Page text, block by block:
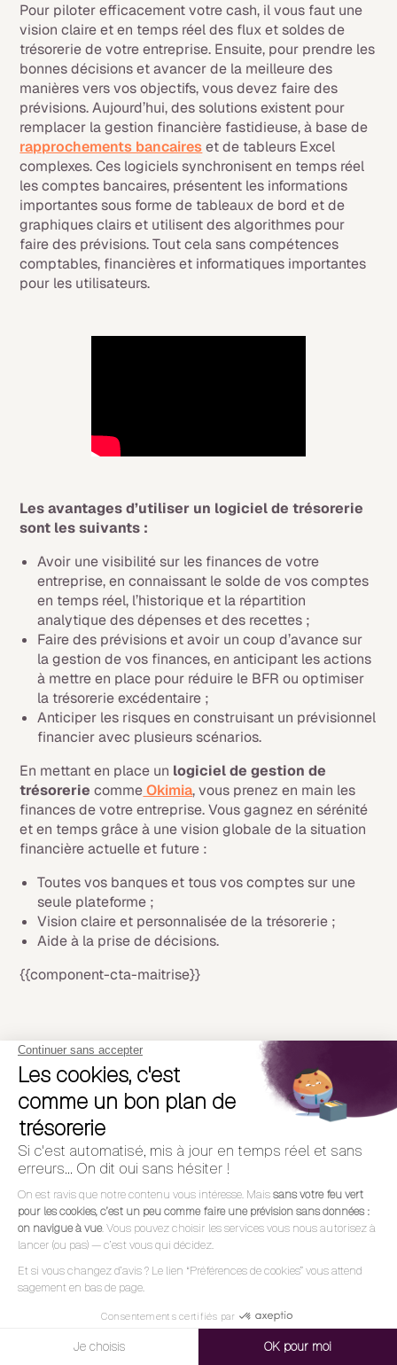
Pour piloter efficacement votre cash, il vous faut une
vision claire et en temps réel des flux et soldes de
trésorerie de votre entreprise. Ensuite, pour prendre les
bonnes décisions et avancer de la meilleure des
manières vers vos objectifs, vous devez faire des
prévisions. Aujourd’hui, des solutions existent pour
remplacer la gestion financière fastidieuse, à base de
rapprochements bancaireset de tableurs Excel
complexes. Ces logiciels synchronisent en temps réel
les comptes bancaires, présentent les informations
importantes sous forme de tableaux de bord et de
graphiques clairs et utilisent des algorithmes pour
faire des prévisions. Tout cela sans compétences
comptables, financières et informatiques importantes
pour les utilisateurs.
Les avantages d’utiliser un logiciel de trésorerie
sont les suivants :
Avoir une visibilité sur les finances de votre
entreprise, en connaissant le solde de vos comptes
en temps réel, l’historique et la répartition
analytique des dépenses et des recettes ;
Faire des prévisions et avoir un coup d’avance sur
la gestion de vos finances, en anticipant les actions
à mettre en place pour réduire le BFR ou optimiser
la trésorerie excédentaire ;
Anticiper les risques en construisant un prévisionnel
financier avec plusieurs scénarios.
En mettant en place un logiciel de gestion de
trésorerie commeOkimia, vous prenez en main les
finances de votre entreprise. Vous gagnez en sérénité
et en temps grâce à une vision globale de la situation
financière actuelle et future :
Toutes vos banques et tous vos comptes sur une
seule plateforme ;
Vision claire et personnalisée de la trésorerie ;
Aide à la prise de décisions.
{{component-cta-maitrise}}
L'essentiel, une fois par mois
Articles, podcasts et nouveautés produit sélectionnés
chaque mois. Rien d'inutile dans votre boîte mail.
En vous inscrivant, vous acceptez nos
et notrepolitique de confidentialité.